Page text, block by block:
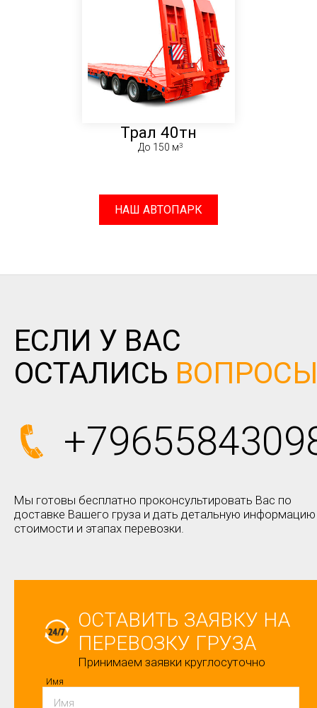
Трал 40тн
До 150 м
НАШ АВТОПАРК
ЕСЛИ У ВАС
ОСТАЛИСЬ
Мы готовы бесплатно проконсультировать Вас по
доставке Вашего груза и дать детальную
стоимости и этапах перевозки.
ОСТАВИТЬ ЗАЯВКУ НА
ПЕРЕВОЗКУ ГРУЗА
Принимаем заявки круглосуточно
Имя